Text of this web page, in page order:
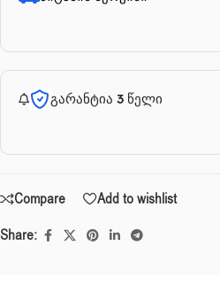
გარანტია 3 წელი
Compare
Add to wishlist
Share: